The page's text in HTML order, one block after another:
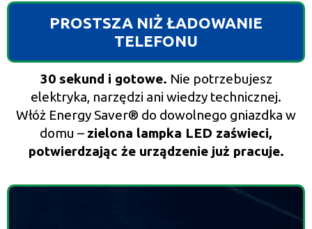
PROSTSZA NIŻ ŁADOWANIE
TELEFONU
30 sekund i gotowe. Nie potrzebujesz
elektryka, narzędzi ani wiedzy technicznej.
Włóż Energy Saver® do dowolnego gniazdka w
domu – zielona lampka LED zaświeci,
potwierdzając że urządzenie już pracuje.